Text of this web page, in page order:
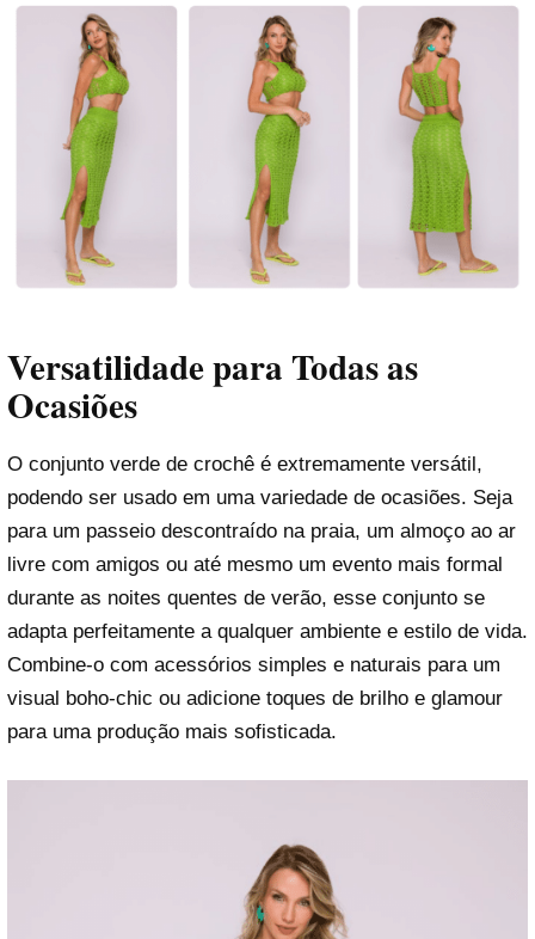
Versatilidade para Todas as
Ocasiões
O conjunto verde de crochê é extremamente versátil,
podendo ser usado em uma variedade de ocasiões. Seja
para um passeio descontraído na praia, um almoço ao ar
livre com amigos ou até mesmo um evento mais formal
durante as noites quentes de verão, esse conjunto se
adapta perfeitamente a qualquer ambiente e estilo de vida.
Combine-o com acessórios simples e naturais para um
visual boho-chic ou adicione toques de brilho e glamour
para uma produção mais sofisticada.